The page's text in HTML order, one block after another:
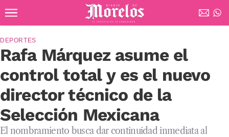
Diario de Morelos
Rafa Márquez asume el
control total y es el nuevo
director técnico de la
Selección Mexicana
DEPORTES
El nombramiento busca dar continuidad inmediata al